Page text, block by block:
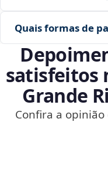
Quais formas de
satisfeitos
Grande
Confira a